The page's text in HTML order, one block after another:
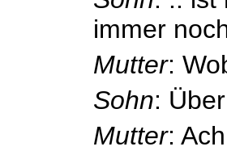
immer
Mutter:
Sohn:
Mutter: